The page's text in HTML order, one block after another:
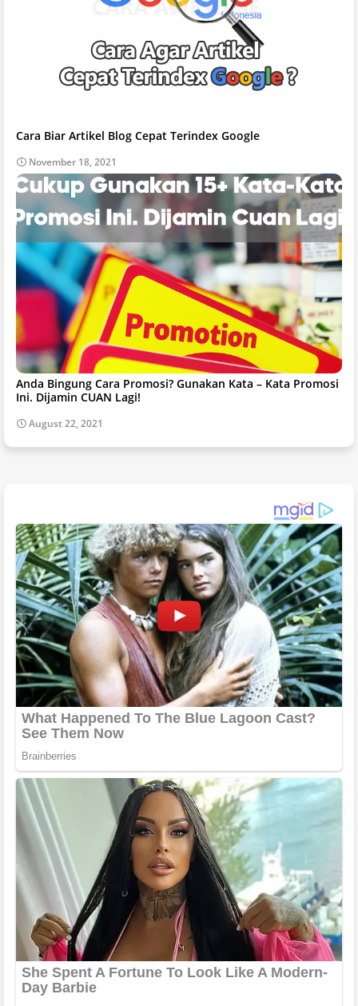
Cara Biar Artikel Blog Cepat Terindex Google
November 18, 2021
Anda Bingung Cara Promosi? Gunakan Kata – Kata Promosi
Ini. Dijamin CUAN Lagi!
August 22, 2021